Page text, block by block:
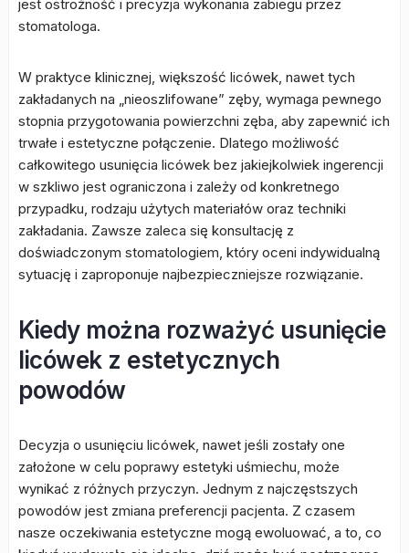
jest ostrożność i precyzja wykonania zabiegu przez
stomatologa.
W praktyce klinicznej, większość licówek, nawet tych
zakładanych na „nieoszlifowane” zęby, wymaga pewnego
stopnia przygotowania powierzchni zęba, aby zapewnić ich
trwałe i estetyczne połączenie. Dlatego możliwość
całkowitego usunięcia licówek bez jakiejkolwiek ingerencji
w szkliwo jest ograniczona i zależy od konkretnego
przypadku, rodzaju użytych materiałów oraz techniki
zakładania. Zawsze zaleca się konsultację z
doświadczonym stomatologiem, który oceni indywidualną
sytuację i zaproponuje najbezpieczniejsze rozwiązanie.
Kiedy można rozważyć usunięcie
licówek z estetycznych
powodów
Decyzja o usunięciu licówek, nawet jeśli zostały one
założone w celu poprawy estetyki uśmiechu, może
wynikać z różnych przyczyn. Jednym z najczęstszych
powodów jest zmiana preferencji pacjenta. Z czasem
nasze oczekiwania estetyczne mogą ewoluować, a to, co